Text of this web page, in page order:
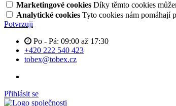
Marketingové cookies Díky těmto cookies
Analytické cookies Tyto cookies nám pomáhají
Potvrzuji
Po - Pá: 09:00 až 17:30
+420 222 540 423
tobex@tobex.cz
Přihlásit se